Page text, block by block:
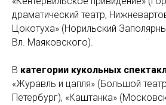
драматический театр,
Цокотуха» (Норильский
Вл. Маяковского).
В категории кукольных
«Журавль и цапля» (Большой
Петербург), «Каштанка»